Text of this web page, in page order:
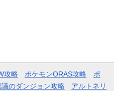
攻略 ポケモンORAS攻略
ポ
のダンジョン攻略 アルトネリ